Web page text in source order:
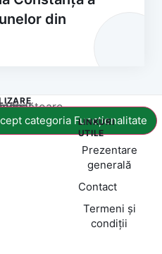
din
categoria Funcționalitate
LINKURI
UTILE
Prezentare
generală
Contact
Termeni și
condiții